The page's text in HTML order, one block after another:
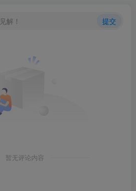
解！ 提交
暂无评论内容